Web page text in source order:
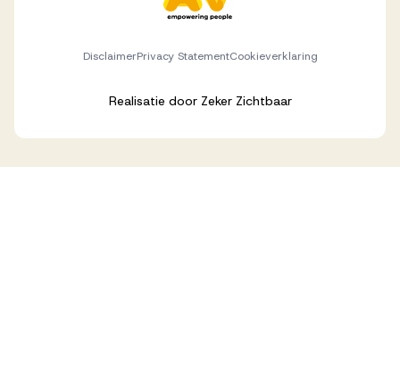
DisclaimerPrivacy StatementCookieverklaring
Realisatie door Zeker Zichtbaar